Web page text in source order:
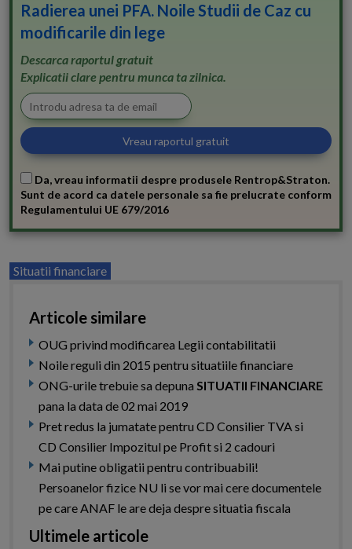
Radierea unei PFA. Noile Studii de Caz cu
modificarile din lege
Descarca raportul gratuit
Explicatii clare pentru munca ta zilnica.
Da, vreau informatii despre produsele Rentrop&Straton.
Sunt de acord ca datele personale sa fie prelucrate conform
Regulamentului UE 679/2016
Situatii financiare
Articole similare
OUG privind modificarea Legii contabilitatii
Noile reguli din 2015 pentru situatiile financiare
ONG-urile trebuie sa depuna SITUATII FINANCIARE
pana la data de 02 mai 2019
Pret redus la jumatate pentru CD Consilier TVA si
CD Consilier Impozitul pe Profit si 2 cadouri
Mai putine obligatii pentru contribuabili!
Persoanelor fizice NU li se vor mai cere documentele
pe care ANAF le are deja despre situatia fiscala
Ultimele articole